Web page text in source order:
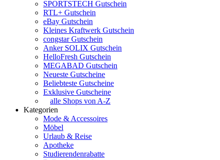
SPORTSTECH Gutschein
RTL+ Gutschein
eBay Gutschein
Kleines Kraftwerk Gutschein
congstar Gutschein
Anker SOLIX Gutschein
HelloFresh Gutschein
MEGABAD Gutschein
Neueste Gutscheine
Beliebteste Gutscheine
Exklusive Gutscheine
alle Shops von A-Z
Kategorien
Mode & Accessoires
Möbel
Urlaub & Reise
Apotheke
Studierendenrabatte